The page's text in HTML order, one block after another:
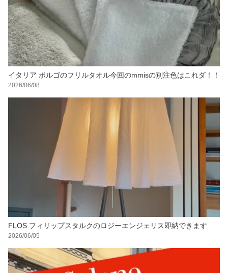
イタリア ボルゴのフリルタオル今回のmmisの別注色はこれダ！！
2026/06/08
FLOS フィリップスタルクのロジーエンジェリス即納できます
2026/06/05